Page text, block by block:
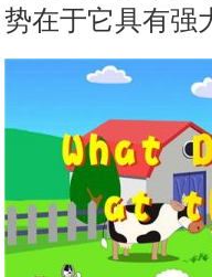
势在于它具有强